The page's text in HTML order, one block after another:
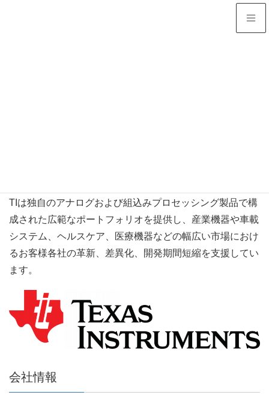
TIは独自のアナログおよび組込みプロセッシング製品で構
成された広範なポートフォリオを提供し、産業機器や車載
システム、ヘルスケア、医療機器などの幅広い市場におけ
るお客様各社の革新、差異化、開発期間短縮を支援してい
ます。
会社情報